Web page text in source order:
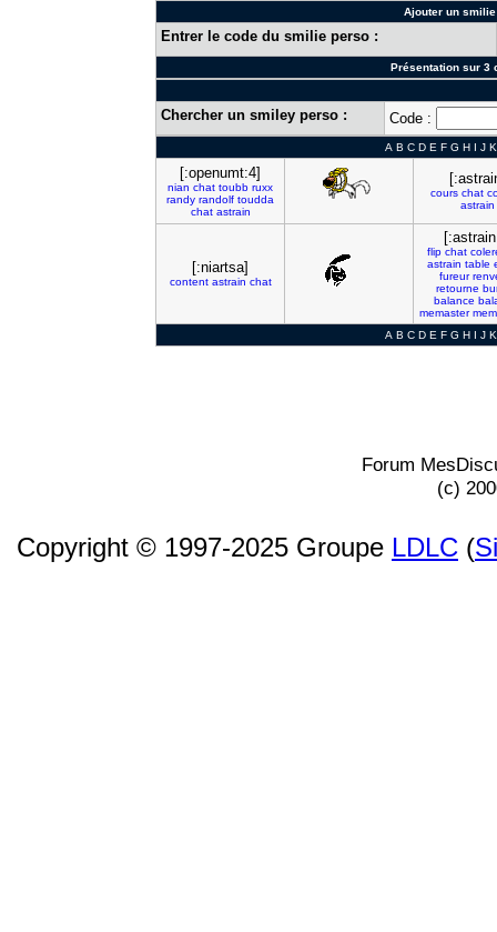
Ajouter un
Entrer le code du smilie perso :
Présentation sur 3
Chercher un smiley perso : Code :
A B C D E F G H I J K
[:openumt:4]
nian chat toubb ruxx
randy randolf toudda
chat astrain
cours chat
astrain
[:niartsa]
content astrain chat
flip chat
astrain table
fureur
retourne
balance
memaster
A B C D E F G H I J K
Forum
(c)
Copyright © 1997-2025 Groupe LDLC (